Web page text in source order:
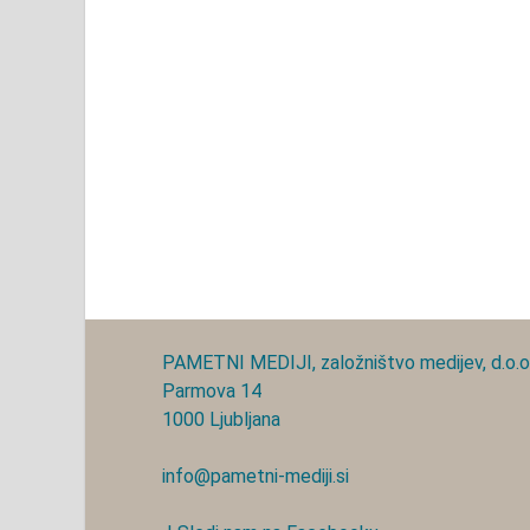
PAMETNI MEDIJI, založništvo medijev,
Parmova 14
1000 Ljubljana
info@pametni-mediji.si